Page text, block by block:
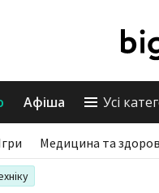
Афіша Усі
Медицина та